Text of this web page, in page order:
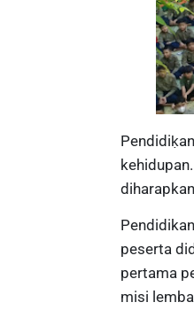
peserta
pertama
misi